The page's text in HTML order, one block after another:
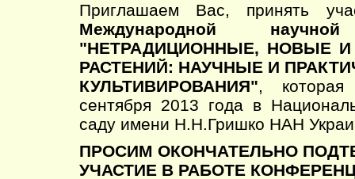
Приглашаем Вас, принять
Международной
"НЕТРАДИЦИОННЫЕ, НОВЫЕ
РАСТЕНИЙ: НАУЧНЫЕ И
КУЛЬТИВИРОВАНИЯ", которая
сентября 2013 года в
саду имени Н.Н.Гришко НАН
ПРОСИМ ОКОНЧАТЕЛЬНО
УЧАСТИЕ В РАБОТЕ